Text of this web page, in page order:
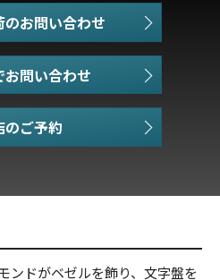
お問い合わせ
お問い合わせ
ンドがベゼルを飾り、文字盤を